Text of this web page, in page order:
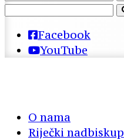
Facebook
YouTube
O nama
Riječki nadbiskup